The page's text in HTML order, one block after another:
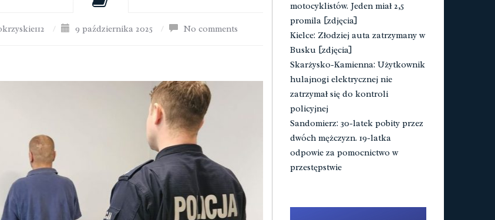
/ 9 października 2025 / No comments
motocyklistów. Jeden miał 2,5
promila [zdjęcia]
Kielce: Złodziej auta zatrzymany w
Busku [zdjęcia]
Skarżysko-Kamienna: Użytkownik
hulajnogi elektrycznej nie
zatrzymał się do kontroli
policyjnej
Sandomierz: 30-latek pobity przez
dwóch mężczyzn. 19-latka
odpowie za pomocnictwo w
przestępstwie